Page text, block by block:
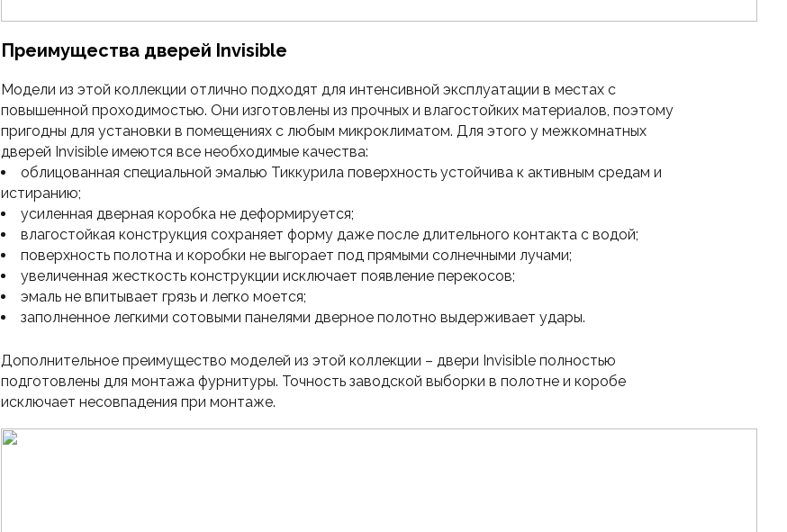
Преимущества дверей Invisible
Модели из этой коллекции отлично подходят для интенсивной эксплуатации в местах с
повышенной проходимостью. Они изготовлены из прочных и влагостойких материалов, поэтому
пригодны для установки в помещениях с любым микроклиматом. Для этого у межкомнатных
дверей Invisible имеются все необходимые качества:
облицованная специальной эмалью Тиккурила поверхность устойчива к активным средам и
истиранию;
усиленная дверная коробка не деформируется;
влагостойкая конструкция сохраняет форму даже после длительного контакта с водой;
поверхность полотна и коробки не выгорает под прямыми солнечными лучами;
увеличенная жесткость конструкции исключает появление перекосов;
эмаль не впитывает грязь и легко моется;
заполненное легкими сотовыми панелями дверное полотно выдерживает удары.
Дополнительное преимущество моделей из этой коллекции – двери Invisible полностью
подготовлены для монтажа фурнитуры. Точность заводской выборки в полотне и коробе
исключает несовпадения при монтаже.